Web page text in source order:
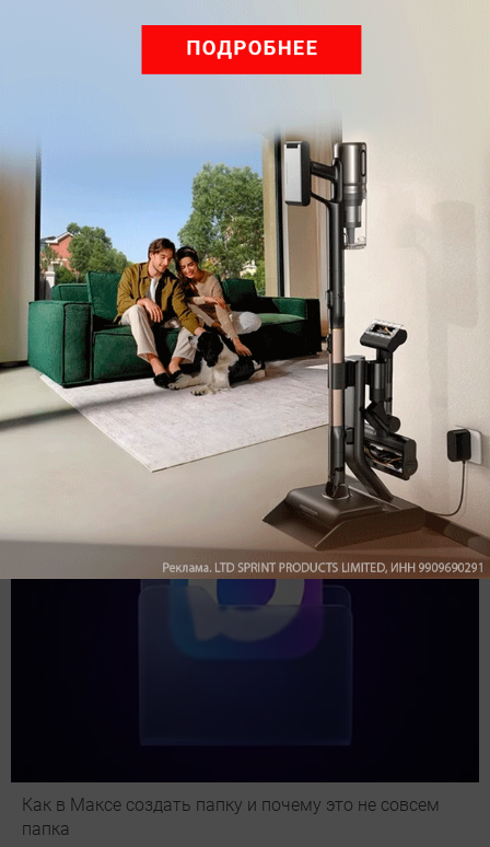
Обзор вертикального пылесоса Dreame Z40 AquaCycle
Подпишись на наш канал в мессенджере МАХ
Как в Максе создать папку и почему это не совсем
папка